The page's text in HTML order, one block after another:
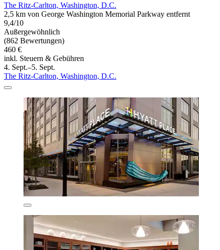
The Ritz-Carlton, Washington, D.C.
2,5 km von George Washington Memorial Parkway entfernt
9,4/10
Außergewöhnlich
(862 Bewertungen)
460 €
inkl. Steuern & Gebühren
4. Sept.–5. Sept.
The Ritz-Carlton, Washington, D.C.